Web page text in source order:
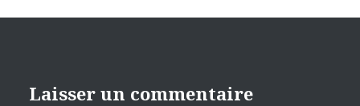
Laisser un commentaire